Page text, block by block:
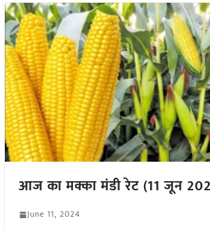
आज का मक्का मंडी रेट (11 जून
June 11, 2024